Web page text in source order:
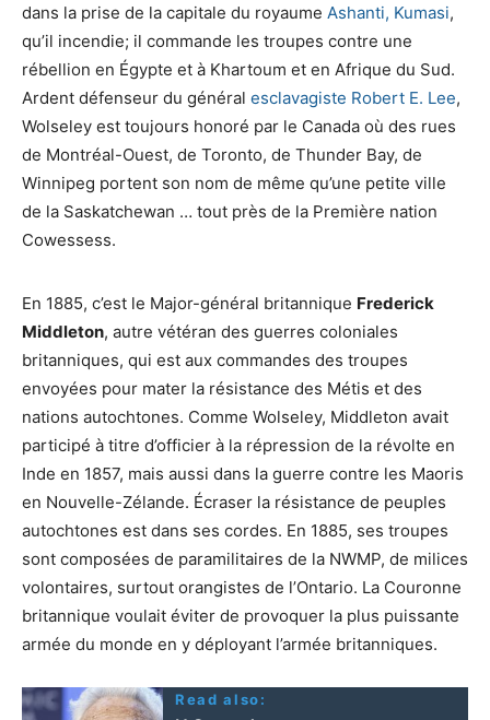
dans la prise de la capitale du royaume Ashanti, Kumasi,
qu’il incendie; il commande les troupes contre une
rébellion en Égypte et à Khartoum et en Afrique du Sud.
Ardent défenseur du général esclavagiste Robert E. Lee,
Wolseley est toujours honoré par le Canada où des rues
de Montréal-Ouest, de Toronto, de Thunder Bay, de
Winnipeg portent son nom de même qu’une petite ville
de la Saskatchewan … tout près de la Première nation
Cowessess.
En 1885, c’est le Major-général britannique Frederick
Middleton, autre vétéran des guerres coloniales
britanniques, qui est aux commandes des troupes
envoyées pour mater la résistance des Métis et des
nations autochtones. Comme Wolseley, Middleton avait
participé à titre d’officier à la répression de la révolte en
Inde en 1857, mais aussi dans la guerre contre les Maoris
en Nouvelle-Zélande. Écraser la résistance de peuples
autochtones est dans ses cordes. En 1885, ses troupes
sont composées de paramilitaires de la NWMP, de milices
volontaires, surtout orangistes de l’Ontario. La Couronne
britannique voulait éviter de provoquer la plus puissante
armée du monde en y déployant l’armée britanniques.
Read also: